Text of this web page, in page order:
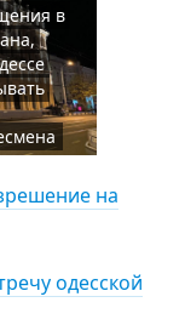
в
на
одесской